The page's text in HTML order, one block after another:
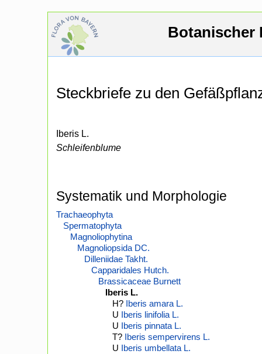
Botanischer
Steckbriefe zu den
Iberis L.
Schleifenblume
Systematik und Morphologie
Trachaeophyta
Spermatophyta
Magnoliophytina
Magnoliopsida DC.
Dilleniidae Takht.
Capparidales Hutch.
Brassicaceae Burnett
Iberis L.
H? Iberis amara L.
U Iberis linifolia L.
U Iberis pinnata L.
T? Iberis sempervirens L.
U Iberis umbellata L.